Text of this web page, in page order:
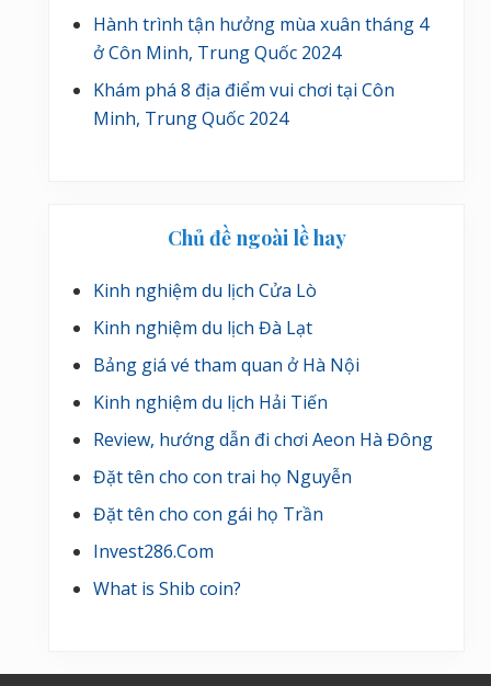
Hành trình tận hưởng mùa xuân tháng 4
ở Côn Minh, Trung Quốc 2024
Khám phá 8 địa điểm vui chơi tại Côn
Minh, Trung Quốc 2024
Chủ đề ngoài lề hay
Kinh nghiệm du lịch Cửa Lò
Kinh nghiệm du lịch Đà Lạt
Bảng giá vé tham quan ở Hà Nội
Kinh nghiệm du lịch Hải Tiến
Review, hướng dẫn đi chơi Aeon Hà Đông
Đặt tên cho con trai họ Nguyễn
Đặt tên cho con gái họ Trần
Invest286.Com
What is Shib coin?